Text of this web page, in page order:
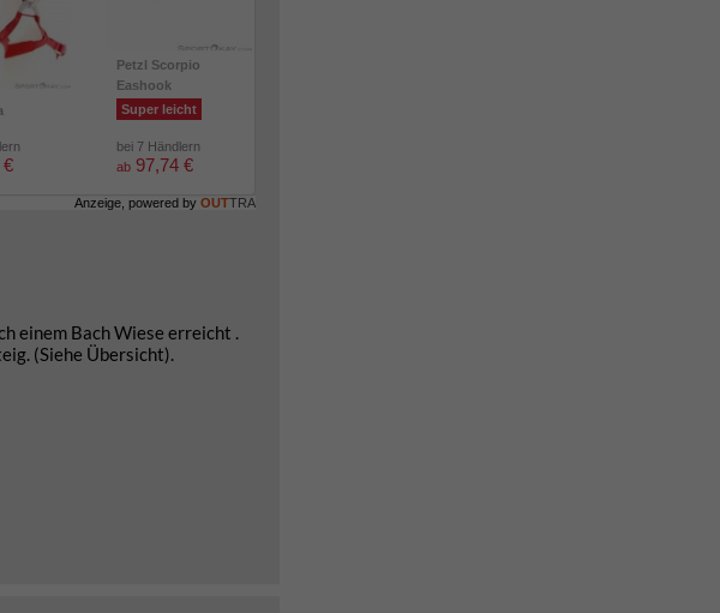
€
Petzl Scorpio
Eashook
Super leicht
bei 7 Händlern
ab 97,74 €
Anzeige, powered by OUTTRA
einem Bach Wiese erreicht .
(Siehe Übersicht).